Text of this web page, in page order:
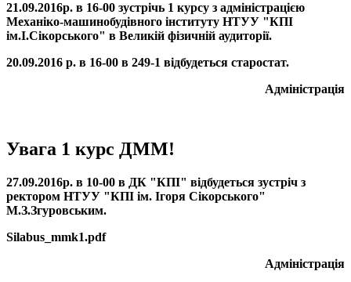
21.09.2016р. в 16-00 зустрічь 1 курсу з адміністрацією
Механіко-машинобудівного інституту НТУУ "КПІ
ім.І.Сікорського" в Великій фізичній аудиторії.
20.09.2016 р. в 16-00 в 249-1 відбудеться старостат.
Адміністрація
Увага 1 курс ДММ!
27.09.2016р. в 10-00 в ДК "КПІ" відбудеться зустріч з
ректором НТУУ "КПІ ім. Ігоря Сікорського"
М.З.Згуровським.
Silabus_mmk1.pdf
Адміністрація